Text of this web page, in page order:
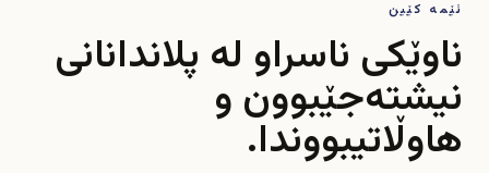
ئێمە کێین
ناوێکی ناسراو لە پلاندانانی
نیشتەجێبوون و
هاوڵاتیبووندا.